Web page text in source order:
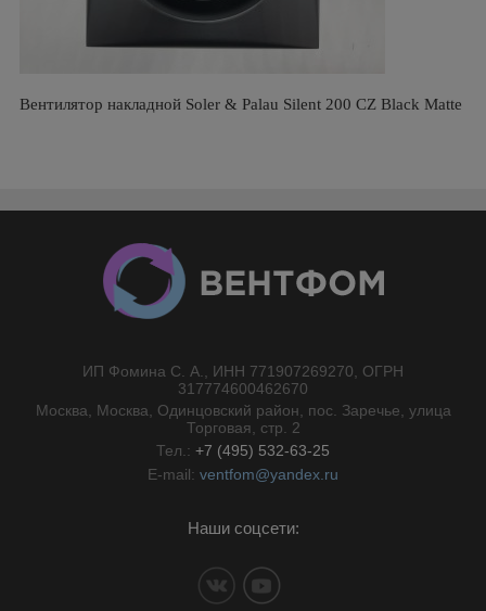
Вентилятор накладной Soler & Palau Silent 200 CZ Black Matte
ИП Фомина С. А., ИНН 771907269270, ОГРН
317774600462670
Москва, Москва, Одинцовский район, пос. Заречье, улица
Торговая, стр. 2
Тел.: +7 (495) 532-63-25
E-mail: ventfom@yandex.ru
Наши соцсети: